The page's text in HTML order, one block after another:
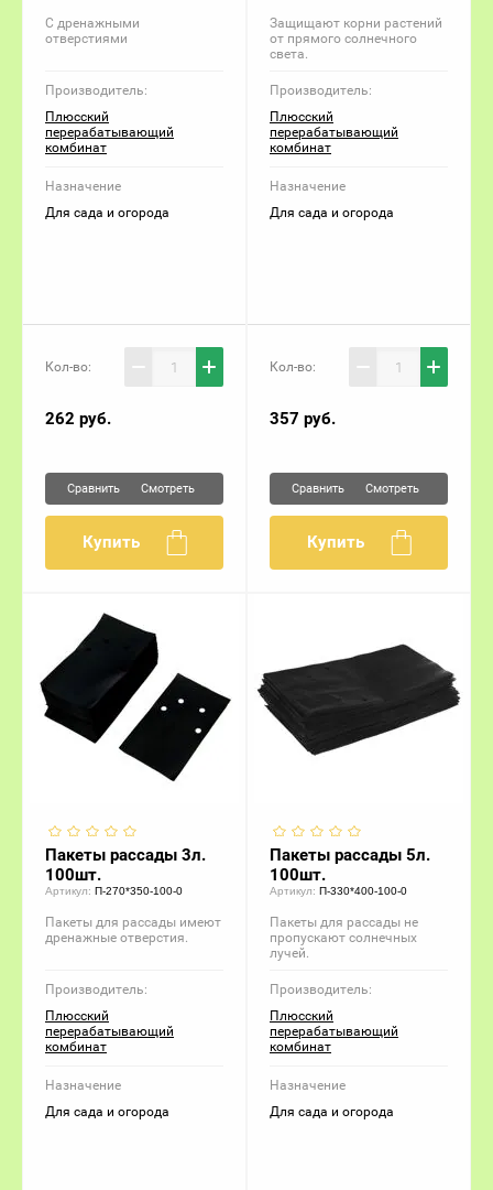
С дренажными
отверстиями
Производитель:
Плюсский
перерабатывающий
комбинат
Назначение
Для сада и огорода
Кол-во:
262 руб.
Сравнить Смотреть
Купить
Защищают корни растений
от прямого солнечного
света.
Производитель:
Плюсский
перерабатывающий
комбинат
Назначение
Для сада и огорода
Кол-во:
357 руб.
Сравнить Смотреть
Купить
Пакеты рассады 3л.
100шт.
Артикул: П-270*350-100-0
Пакеты для рассады имеют
дренажные отверстия.
Производитель:
Плюсский
перерабатывающий
комбинат
Назначение
Для сада и огорода
Пакеты рассады 5л.
100шт.
Артикул: П-330*400-100-0
Пакеты для рассады не
пропускают солнечных
лучей.
Производитель:
Плюсский
перерабатывающий
комбинат
Назначение
Для сада и огорода